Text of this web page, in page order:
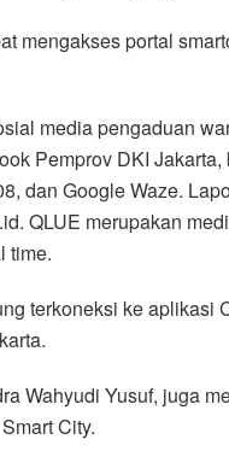
mengakses portal
media pengaduan
Pemprov DKI
dan Google Waze.
QLUE merupakan
time.
terkoneksi ke aplikasi
Wahyudi Yusuf, juga
City.